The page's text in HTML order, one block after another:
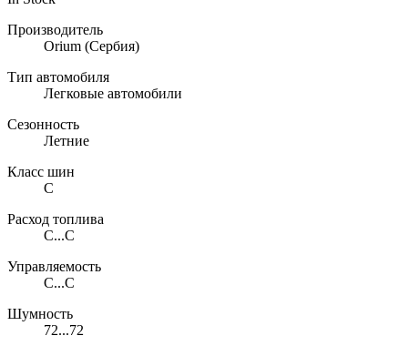
Производитель
Orium (Сербия)
Тип автомобиля
Легковые автомобили
Сезонность
Летние
Класс шин
C
Расход топлива
C...C
Управляемость
C...C
Шумность
72...72